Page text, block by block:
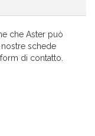
che Aster può
schede
di contatto.